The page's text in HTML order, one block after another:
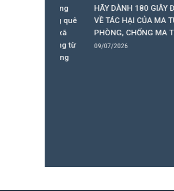
HÃY DÀNH 180 GIÂY ĐỂ HIỂU
VỀ TÁC HẠI CỦA MA TÚY VÀ
PHÒNG, CHỐNG MA TÚY
09/07/2026